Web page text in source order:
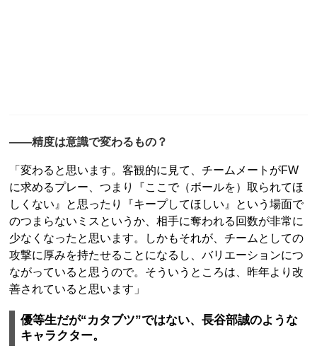
――精度は意識で変わるもの？
「変わると思います。客観的に見て、チームメートがFW
に求めるプレー、つまり『ここで（ボールを）取られてほ
しくない』と思ったり『キープしてほしい』という場面で
のつまらないミスというか、相手に奪われる回数が非常に
少なくなったと思います。しかもそれが、チームとしての
攻撃に厚みを持たせることになるし、バリエーションにつ
ながっていると思うので。そういうところは、昨年より改
善されていると思います」
優等生だが“カタブツ”ではない、長谷部誠のような
キャラクター。